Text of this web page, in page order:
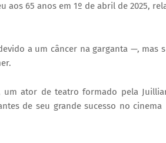
65 anos em 1º de abril de 2025,
a um câncer na garganta —, mas
um ator de teatro formado pela
de seu grande sucesso no cinema